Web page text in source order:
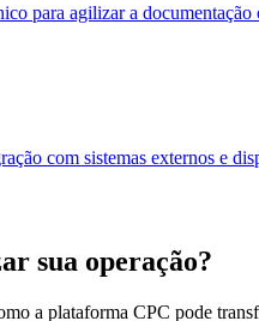
para agilizar a documentação
com sistemas externos e
sua operação?
a plataforma CPC pode